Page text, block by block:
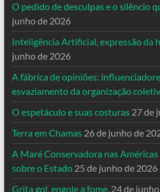
O pedido de desculpas e o silêncio
junho de 2026
Inteligência Artificial, expressão da
junho de 2026
A fábrica de opiniões:
esvaziamento da organização
O espetáculo e suas costuras 27 de
Terra em Chamas 26 de junho de
A Maré Conservadora nas
sobre o Estado 25 de junho de 2026
Grita gol, engole a fome. 24 de